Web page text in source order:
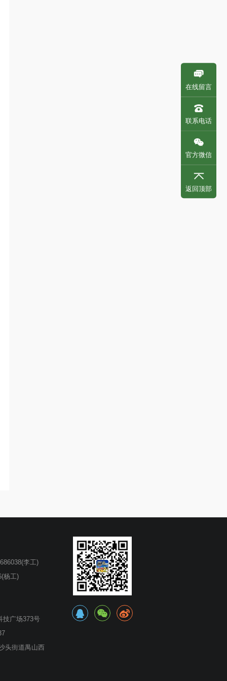
在线留言
联系电话
官方微信
返回顶部
李工)
杨工)
技广场373号
头街道禺山西